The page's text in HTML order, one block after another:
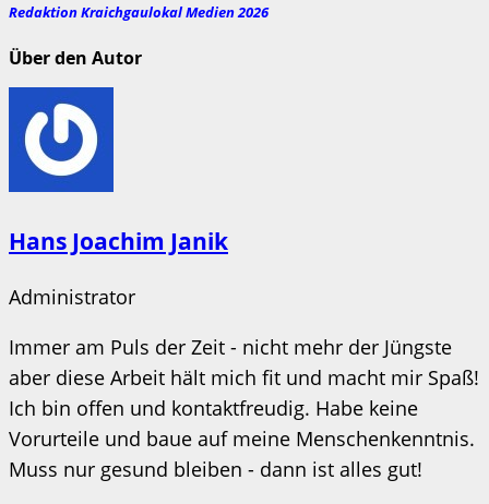
Redaktion Kraichgaulokal Medien 2026
Über den Autor
Hans Joachim Janik
Administrator
Immer am Puls der Zeit - nicht mehr der Jüngste
aber diese Arbeit hält mich fit und macht mir Spaß!
Ich bin offen und kontaktfreudig. Habe keine
Vorurteile und baue auf meine Menschenkenntnis.
Muss nur gesund bleiben - dann ist alles gut!